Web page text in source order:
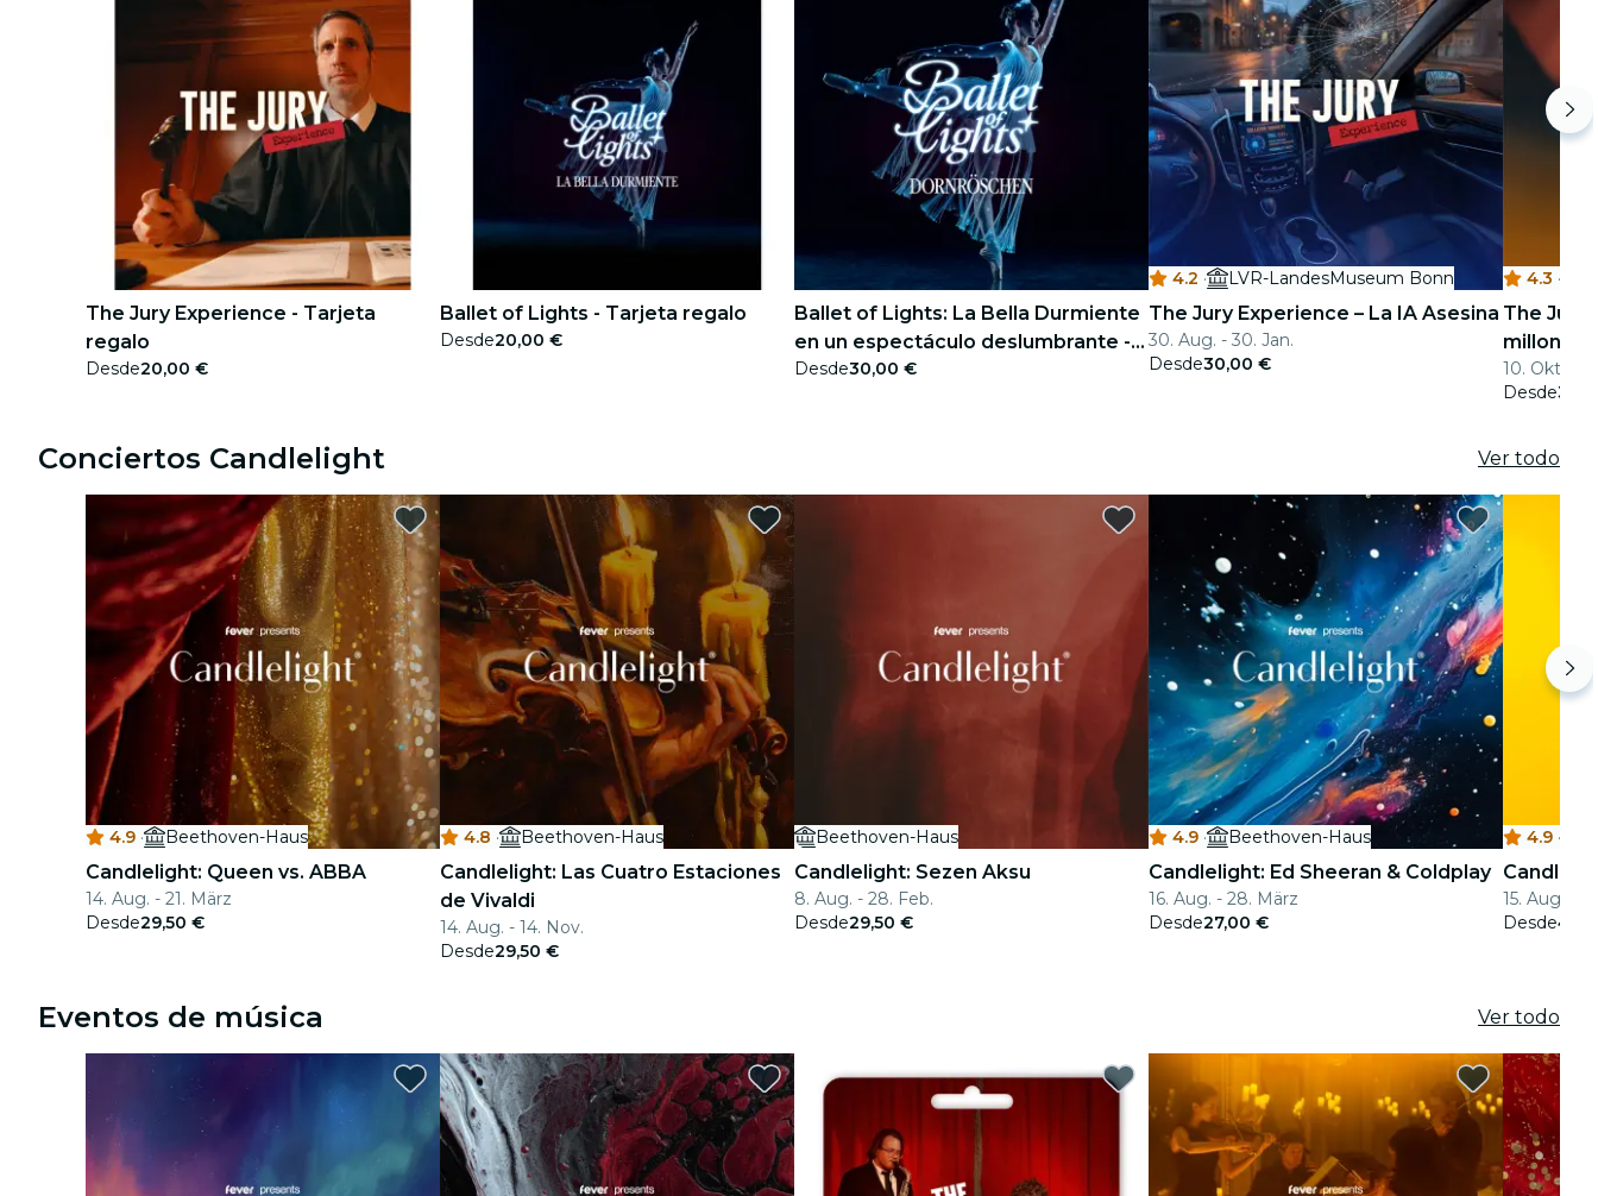
The Jury Experience - Tarjeta
regalo
Desde20,00 €
Ballet of Lights - Tarjeta regalo
Desde20,00 €
Ballet of Lights: La Bella Durmiente
en un espectáculo deslumbrante -
Tarjetas regalo
Desde30,00 €
4.2 · LVR-LandesMuseum Bonn
The Jury Experience – La IA Asesina
30. Aug. - 30. Jan.
Desde30,00 €
4.3 ·
The Jury
millones
10. Okt. -
Desde
Conciertos Candlelight Ver todo
4.9 · Beethoven-Haus
Candlelight: Queen vs. ABBA
14. Aug. - 21. März
Desde29,50 €
4.8 · Beethoven-Haus
Candlelight: Las Cuatro Estaciones
de Vivaldi
14. Aug. - 14. Nov.
Desde29,50 €
Beethoven-Haus
Candlelight: Sezen Aksu
8. Aug. - 28. Feb.
Desde29,50 €
4.9 · Beethoven-Haus
Candlelight: Ed Sheeran & Coldplay
16. Aug. - 28. März
Desde27,00 €
4.9 ·
15. Aug.
Desde
Eventos de música Ver todo